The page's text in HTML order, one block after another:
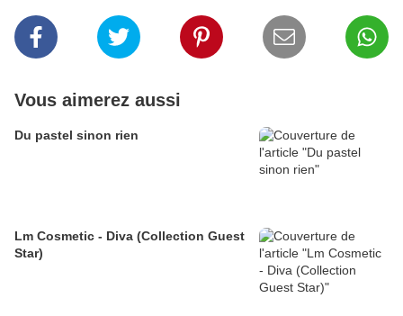
Vous aimerez aussi
Du pastel sinon rien
Lm Cosmetic - Diva (Collection Guest
Star)